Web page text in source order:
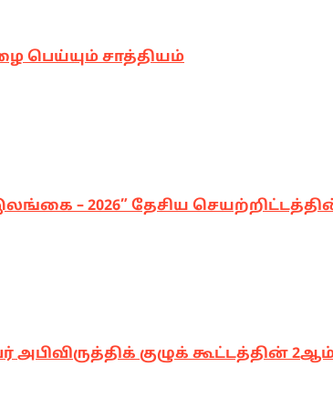
பெய்யும் சாத்தியம்
– 2026” தேசிய
அபிவிருத்திக் குழுக் கூட்டத்தின்